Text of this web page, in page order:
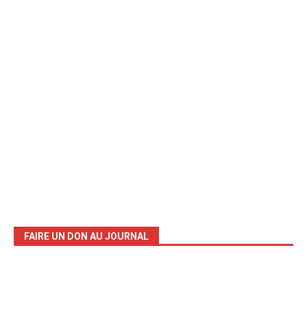
FAIRE UN DON AU JOURNAL